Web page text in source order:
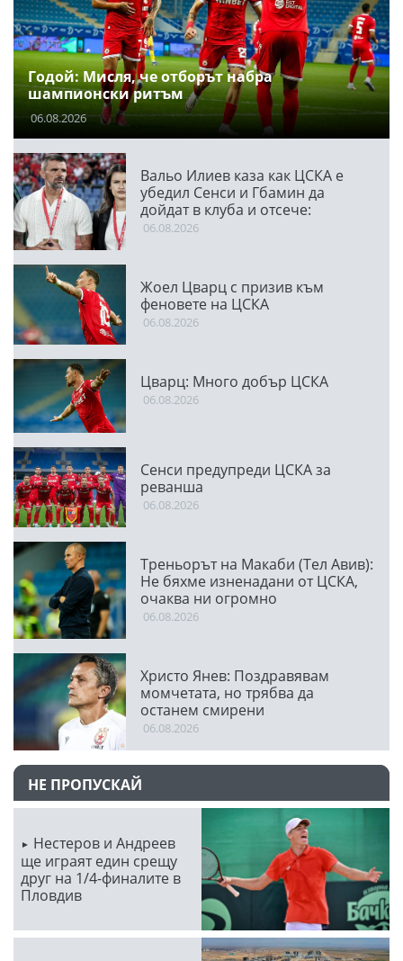
Годой: Мисля, че отборът набра
шампионски ритъм
06.08.2026
Вальо Илиев каза как ЦСКА е
убедил Сенси и Гбамин да
дойдат в клуба и отсече:
Направихме изключителен
06.08.2026
Жоел Цварц с призив към
феновете на ЦСКА
06.08.2026
Цварц: Много добър ЦСКА
06.08.2026
Сенси предупреди ЦСКА за
реванша
06.08.2026
Треньорът на Макаби (Тел Авив):
Не бяхме изненадани от ЦСКА,
очаква ни огромно
предизвикателство
06.08.2026
Христо Янев: Поздравявам
момчетата, но трябва да
останем смирени
06.08.2026
НЕ ПРОПУСКАЙ
Нестеров и Андреев
ще играят един срещу
друг на 1/4-финалите в
Пловдив